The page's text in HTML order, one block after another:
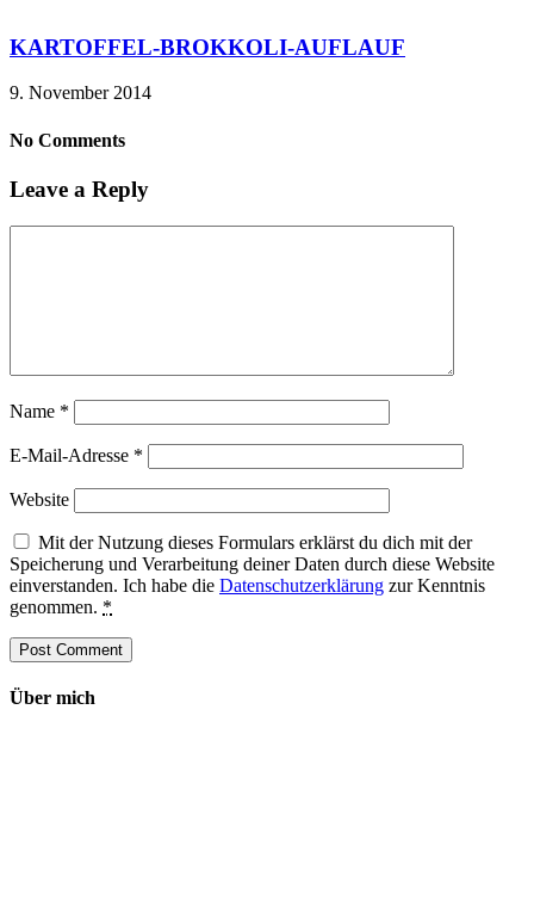
KARTOFFEL-BROKKOLI-AUFLAUF
9. November 2014
No Comments
Leave a Reply
Name *
E-Mail-Adresse *
Website
Mit der Nutzung dieses Formulars erklärst du dich mit der
Speicherung und Verarbeitung deiner Daten durch diese Website
einverstanden. Ich habe die Datenschutzerklärung zur Kenntnis
genommen. *
Über mich